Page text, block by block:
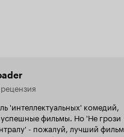
'интеллектуальных' комедий,
фильмы. Но 'Не грози
- пожалуй, лучший фильм,